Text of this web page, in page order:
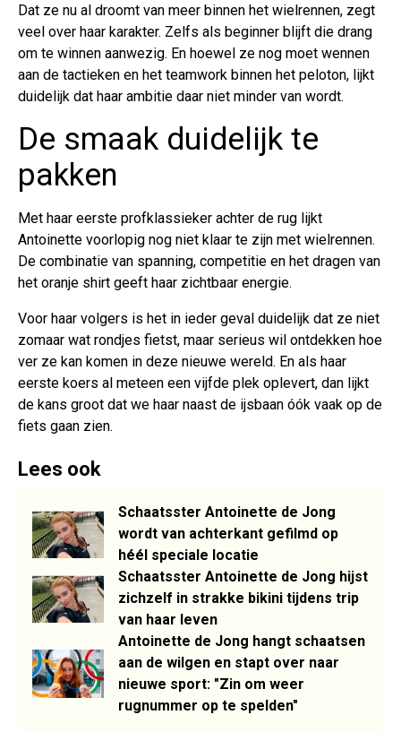
Dat ze nu al droomt van meer binnen het wielrennen, zegt
veel over haar karakter. Zelfs als beginner blijft die drang
om te winnen aanwezig. En hoewel ze nog moet wennen
aan de tactieken en het teamwork binnen het peloton, lijkt
duidelijk dat haar ambitie daar niet minder van wordt.
De smaak duidelijk te
pakken
Met haar eerste profklassieker achter de rug lijkt
Antoinette voorlopig nog niet klaar te zijn met wielrennen.
De combinatie van spanning, competitie en het dragen van
het oranje shirt geeft haar zichtbaar energie.
Voor haar volgers is het in ieder geval duidelijk dat ze niet
zomaar wat rondjes fietst, maar serieus wil ontdekken hoe
ver ze kan komen in deze nieuwe wereld. En als haar
eerste koers al meteen een vijfde plek oplevert, dan lijkt
de kans groot dat we haar naast de ijsbaan óók vaak op de
fiets gaan zien.
Lees ook
Schaatsster Antoinette de Jong
wordt van achterkant gefilmd op
héél speciale locatie
Schaatsster Antoinette de Jong hijst
zichzelf in strakke bikini tijdens trip
van haar leven
Antoinette de Jong hangt schaatsen
aan de wilgen en stapt over naar
nieuwe sport: "Zin om weer
rugnummer op te spelden"